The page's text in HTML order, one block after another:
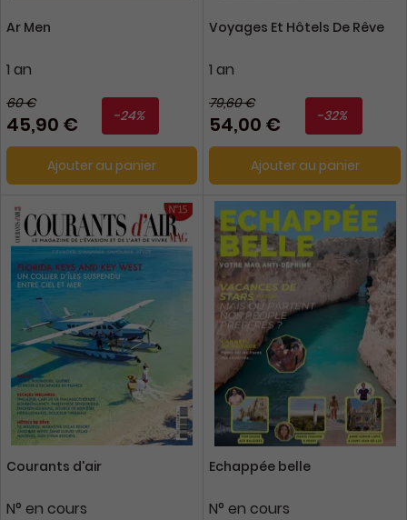
Ar Men
1 an
60 €
45,90 € -24%
Ajouter au panier
Voyages Et Hôtels De Rêve
1 an
79,60 €
54,00 € -32%
Ajouter au panier
Courants d'air
N° en cours
Echappée belle
N° en cours